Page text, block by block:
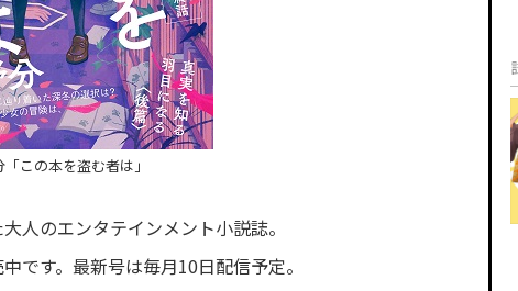
この本を盗む者は」
人のエンタテインメント小説誌。
です。最新号は毎月10日配信予定。